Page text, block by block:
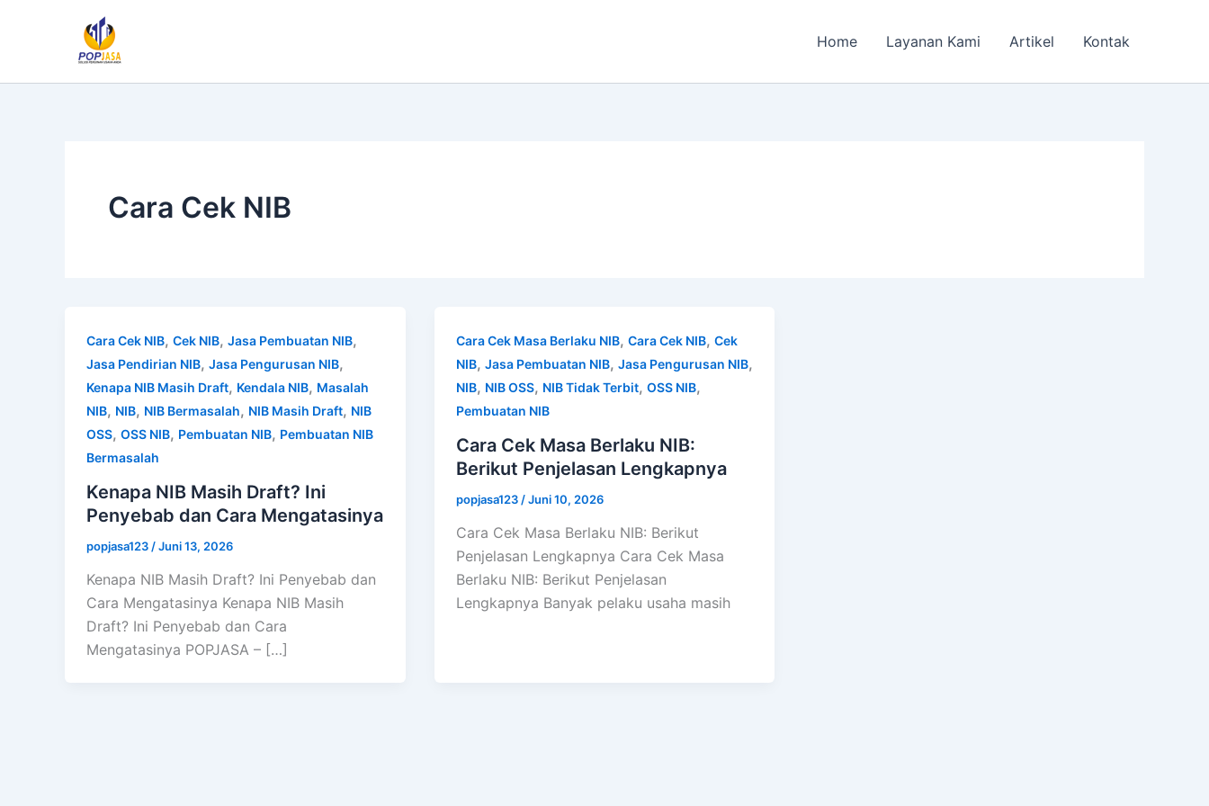
Home Layanan Kami Artikel Kontak
Cara Cek NIB
Cara Cek NIB, Cek NIB, Jasa Pembuatan NIB,
Jasa Pendirian NIB, Jasa Pengurusan NIB,
Kenapa NIB Masih Draft, Kendala NIB, Masalah
NIB, NIB, NIB Bermasalah, NIB Masih Draft, NIB
OSS, OSS NIB, Pembuatan NIB, Pembuatan NIB
Bermasalah
Kenapa NIB Masih Draft? Ini
Penyebab dan Cara Mengatasinya
popjasa123 /Juni 13, 2026
Kenapa NIB Masih Draft? Ini Penyebab dan
Cara Mengatasinya Kenapa NIB Masih
Draft? Ini Penyebab dan Cara
Mengatasinya POPJASA – […]
Cara Cek Masa Berlaku NIB, Cara Cek NIB, Cek
NIB, Jasa Pembuatan NIB, Jasa Pengurusan NIB,
NIB, NIB OSS, NIB Tidak Terbit, OSS NIB,
Pembuatan NIB
Cara Cek Masa Berlaku NIB:
Berikut Penjelasan Lengkapnya
popjasa123 /Juni 10, 2026
Cara Cek Masa Berlaku NIB: Berikut
Penjelasan Lengkapnya Cara Cek Masa
Berlaku NIB: Berikut Penjelasan
Lengkapnya Banyak pelaku usaha masih